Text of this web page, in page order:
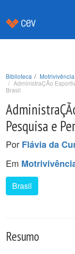
Biblioteca
AdministraÇÃo
Brasil
Pesquisa e
Por Flávia da
Em
Brasil
Resumo